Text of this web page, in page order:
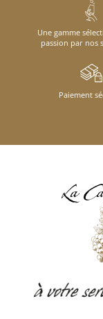
Une gamme
passion par nos
Paiement